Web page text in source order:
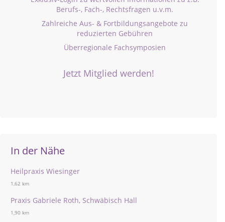
Berufs-, Fach-, Rechtsfragen u.v.m.
Zahlreiche Aus- & Fortbildungsangebote zu
reduzierten Gebühren
Überregionale Fachsymposien
Jetzt Mitglied werden!
In der Nähe
Heilpraxis Wiesinger
1,62 km
Praxis Gabriele Roth, Schwäbisch Hall
1,90 km